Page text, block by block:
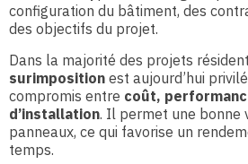
configuration du bâtiment, des
des objectifs du projet.
Dans la majorité des projets
surimposition est aujourd’hui
compromis entre coût,
d’installation. Il permet une bonne
panneaux, ce qui favorise un
temps.